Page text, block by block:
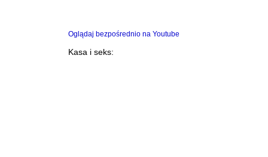
Oglądaj bezpośrednio na Youtube
Kasa i seks: